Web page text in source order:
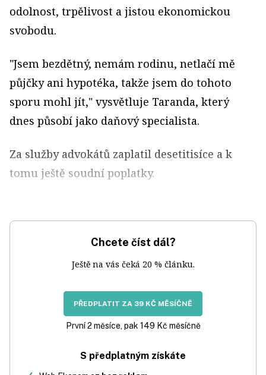
odolnost, trpělivost a jistou ekonomickou
svobodu.
"Jsem bezdětný, nemám rodinu, netlačí mě
půjčky ani hypotéka, takže jsem do tohoto
sporu mohl jít," vysvětluje Taranda, který
dnes působí jako daňový specialista.
Za služby advokátů zaplatil desetitisíce a k
tomu ještě soudní poplatky.
Chcete číst dál?
Ještě na vás čeká 20 % článku.
PŘEDPLATIT ZA 39 KČ MĚSÍČNĚ
První 2 měsíce, pak 149 Kč měsíčně
S předplatným získáte